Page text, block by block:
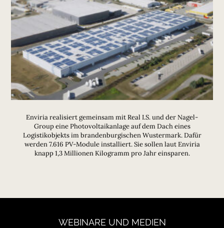
Enviria realisiert gemeinsam mit Real I.S. und der Nagel-
Group eine Photovoltaikanlage auf dem Dach eines
Logistikobjekts im brandenburgischen Wustermark. Dafür
werden 7.616 PV-Module installiert. Sie sollen laut Enviria
knapp 1,3 Millionen Kilogramm pro Jahr einsparen.
WEBINARE UND MEDIEN